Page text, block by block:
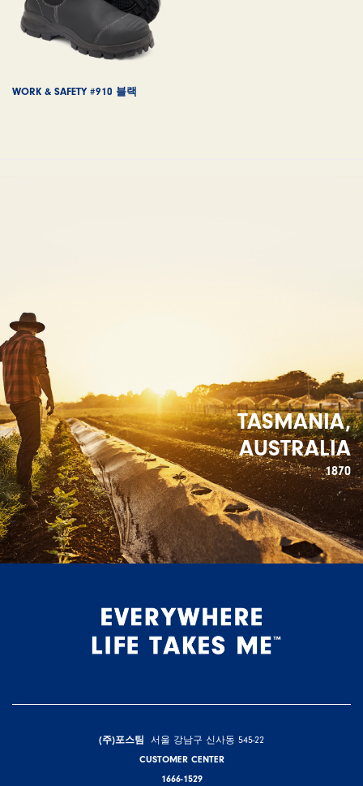
WORK & SAFETY #910 블랙
TASMANIA,
AUSTRALIA
1870
(주)포스팀 서울 강남구 신사동 545-22
CUSTOMER CENTER
1666-1529